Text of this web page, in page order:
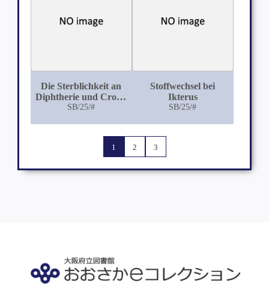
Die Sterblichkeit an
Diphtherie und Croup
in den Jahren 1875-
SB/25/#
Stoffwechsel bei
Ikterus
SB/25/#
1 2 3